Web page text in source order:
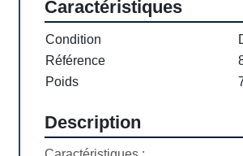
Caractéristiques
Condition
Référence
Poids
Description